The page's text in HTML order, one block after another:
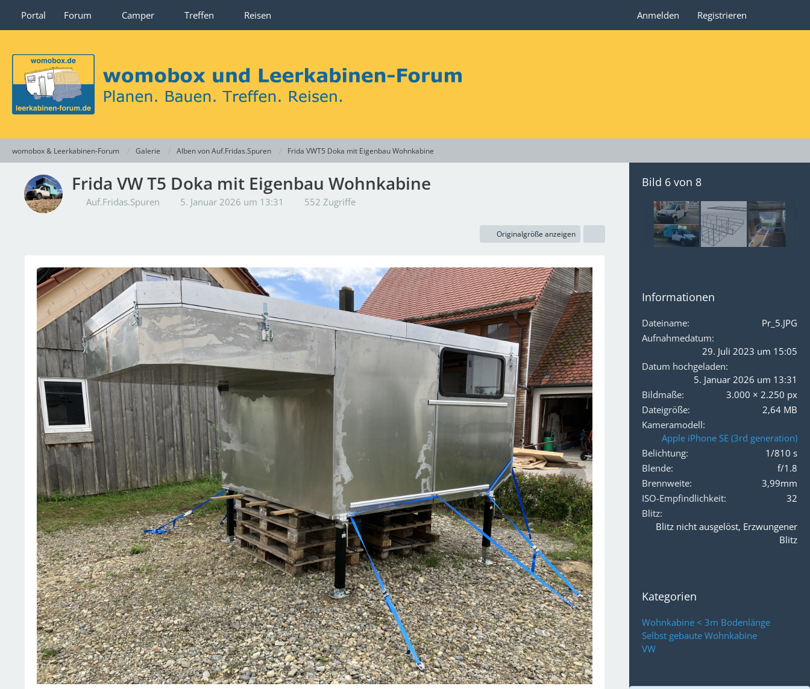
Portal Forum Camper Treffen Reisen Anmelden Registrieren
womobox & Leerkabinen-Forum Galerie Alben von Auf.Fridas.Spuren Frida VWT5 Doka mit Eigenbau Wohnkabine
Frida VW T5 Doka mit Eigenbau Wohnkabine
Auf.Fridas.Spuren 5. Januar 2026 um 13:31 552 Zugriffe
Originalgröße anzeigen
Bild 6 von 8
Informationen
Dateiname
Pr_5.JPG
Aufnahmedatum
29. Juli 2023 um 15:05
Datum hochgeladen
5. Januar 2026 um 13:31
Bildmaße
3.000 × 2.250 px
Dateigröße
2,64 MB
Kameramodell
Apple iPhone SE (3rd generation)
Belichtung
1/810 s
Blende
f/1.8
Brennweite
3,99mm
ISO-Empfindlichkeit
32
Blitz
Blitz nicht ausgelöst, Erzwungener
Blitz
Kategorien
Wohnkabine < 3m Bodenlänge
Selbst gebaute Wohnkabine
VW